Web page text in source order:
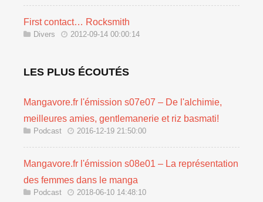
First contact… Rocksmith
Divers 2012-09-14 00:00:14
LES PLUS ÉCOUTÉS
Mangavore.fr l'émission s07e07 – De l'alchimie,
meilleures amies, gentlemanerie et riz basmati!
Podcast 2016-12-19 21:50:00
Mangavore.fr l'émission s08e01 – La représentation
des femmes dans le manga
Podcast 2018-06-10 14:48:10